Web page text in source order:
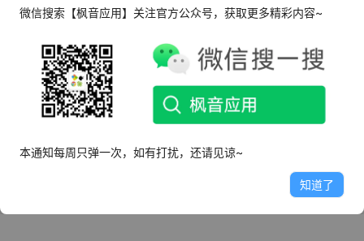
管理器_v1.51绿色版
2024年9月28日
微信搜索【枫音应用】关注官方公众号，获取更多精彩内容~
本通知每周只弹一次，如有打扰，还请见谅~
知道了